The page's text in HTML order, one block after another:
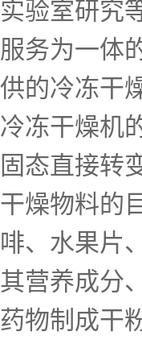
实验室研究
服务为一体
供的冷冻干
冷冻干燥机
固态直接转
干燥物料的
啡、水果片
其营养成分
药物制成干